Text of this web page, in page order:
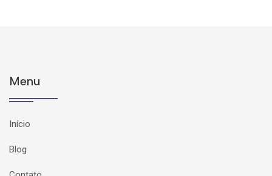
Menu
Início
Blog